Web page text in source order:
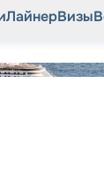
ЛайнерВизы